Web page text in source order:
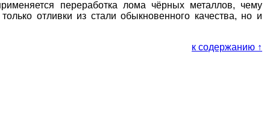
переработка лома чёрных металлов, чему
отливки из стали обыкновенного качества, но и
к содержанию ↑